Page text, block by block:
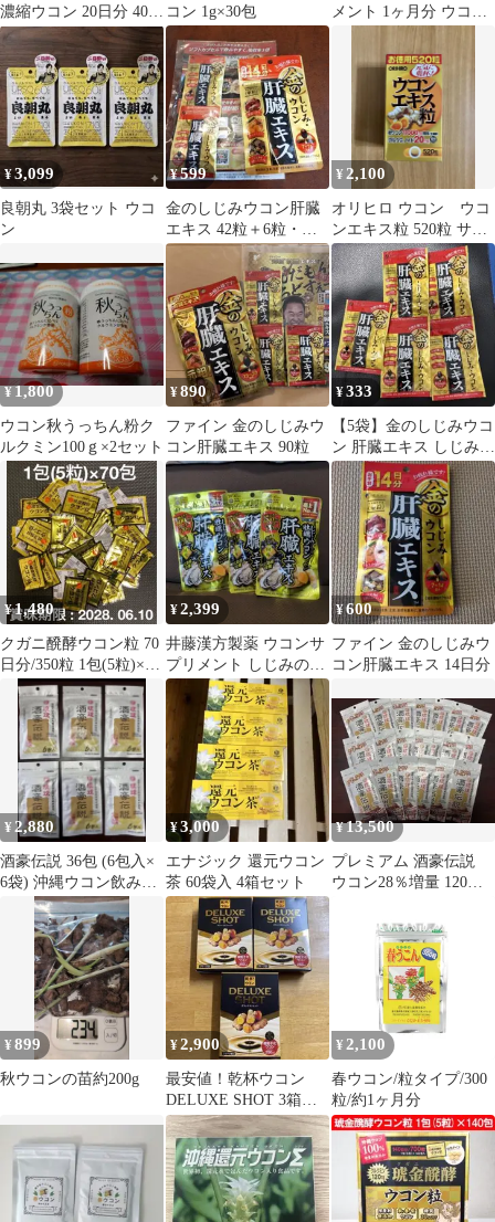
濃縮ウコン 20日分 40粒
栄養補助食品 サプリメ
ント 健康食品 ウコンエ
キス[定形内郵便]
コン 1g×30包
メント 1ヶ月分 ウコン
¥3,099
良朝丸 3袋セット ウコ
ン
¥599
金のしじみウコン肝臓
エキス 42粒＋6粒・フ
ァイン
¥ 2,100
オリヒロ ウコン ウコ
ンエキス粒 520粒 サプ
リメント お得用
¥1,800
ウコン秋うっちん粉ク
ルクミン100ｇ×2セット
¥890
ファイン 金のしじみウ
コン肝臓エキス 90粒
¥333
【5袋】金のしじみウコ
ン 肝臓エキス しじみ・
ウコン
¥1,480
クガニ醗酵ウコン粒 70
日分/350粒 1包(5粒)×70
¥2,399
井藤漢方製薬 ウコンサ
プリメント しじみの入
った牡蠣ウコン肝臓エ
キス 3袋
¥600
ファイン 金のしじみウ
コン肝臓エキス 14日分
¥2,880
酒豪伝説 36包 (6包入×
6袋) 沖縄ウコン飲み会
二日酔い対策！
¥3,000
エナジック 還元ウコン
茶 60袋入 4箱セット
¥13,500
プレミアム 酒豪伝説
ウコン28％増量 120包
¥899
秋ウコンの苗約200g
¥2,900
最安値！乾杯ウコン
DELUXE SHOT 3箱セ
ット
¥ 2,100
春ウコン/粒タイプ/300
粒/約1ヶ月分